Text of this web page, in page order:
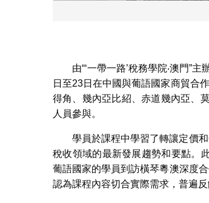
由“‘一帶一路’稅務學院‧澳門”
日至23日在中國與葡語國家商貿合
得角、幾內亞比紹、赤道幾內亞、
人員參與。
學員於課程中學習了轉讓定價
稅收領域的最新發展趨勢和要點。
葡語國家的學員到訪橫琴粵澳深度
認為課程內容切合實際需求，普遍反